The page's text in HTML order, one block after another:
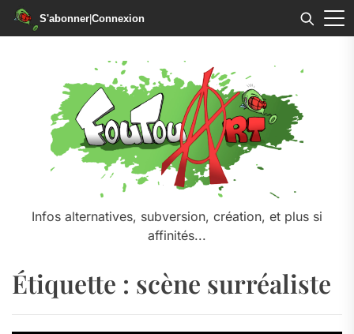
S'abonner|Connexion
Infos alternatives, subversion, création, et plus si
affinités...
Étiquette : scène surréaliste